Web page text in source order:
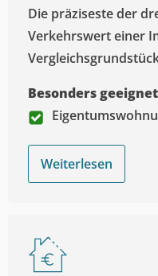
Die präziseste der
Verkehrswert einer
Besonders
Weiterlesen